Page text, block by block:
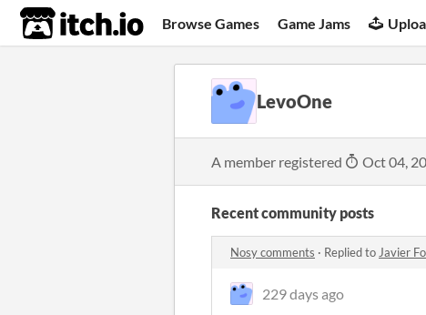
itch.io Browse Games Game Jams
LevoOne
A member registered Oct 04,
Recent community posts
Nosy comments · Replied to Javier
229 days ago